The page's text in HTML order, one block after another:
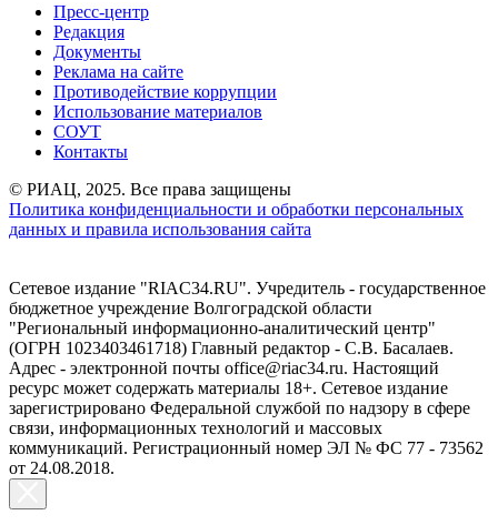
Пресс-центр
Редакция
Документы
Реклама на сайте
Противодействие коррупции
Использование материалов
СОУТ
Контакты
© РИАЦ, 2025. Все права защищены
Политика конфиденциальности и обработки персональных
данных и правила использования сайта
Сетевое издание "RIAC34.RU". Учредитель - государственное
бюджетное учреждение Волгоградской области
"Региональный информационно-аналитический центр"
(ОГРН 1023403461718) Главный редактор - С.В. Басалаев.
Адрес - электронной почты office@riac34.ru. Настоящий
ресурс может содержать материалы 18+. Сетевое издание
зарегистрировано Федеральной службой по надзору в сфере
связи, информационных технологий и массовых
коммуникаций. Регистрационный номер ЭЛ № ФС 77 - 73562
от 24.08.2018.